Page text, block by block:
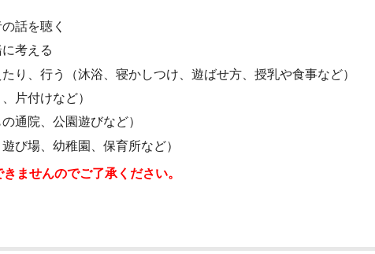
話を聴く
考える
り、行う（沐浴、寝かしつけ、遊ばせ方、授乳や食事など）
片付けなど）
通院、公園遊びなど）
び場、幼稚園、保育所など）
ませんのでご了承ください。